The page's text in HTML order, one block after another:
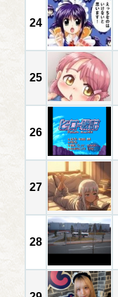
24
25
26
27
28